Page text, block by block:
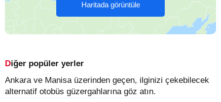
Haritada görüntüle
Diğer popüler yerler
Ankara ve Manisa üzerinden geçen, ilginizi çekebilecek
alternatif otobüs güzergahlarına göz atın.